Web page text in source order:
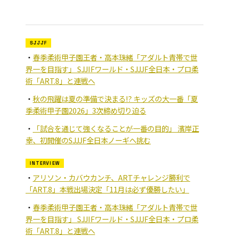
SJJJF
春季柔術甲子園王者・高本珠緒「アダルト青帯で世
界一を目指す」 SJJIFワールド・SJJJF全日本・プロ柔
術「ART.8」と連戦へ
秋の飛躍は夏の準備で決まる!? キッズの大一番「夏
季柔術甲子園2026」3次締め切り迫る
「試合を通じて強くなることが一番の目的」 濱岸正
幸、初開催のSJJJF全日本ノーギへ挑む
INTERVIEW
アリソン・カバウカンチ、ARTチャレンジ勝利で
「ART.8」本戦出場決定「11月は必ず優勝したい」
春季柔術甲子園王者・高本珠緒「アダルト青帯で世
界一を目指す」 SJJIFワールド・SJJJF全日本・プロ柔
術「ART.8」と連戦へ